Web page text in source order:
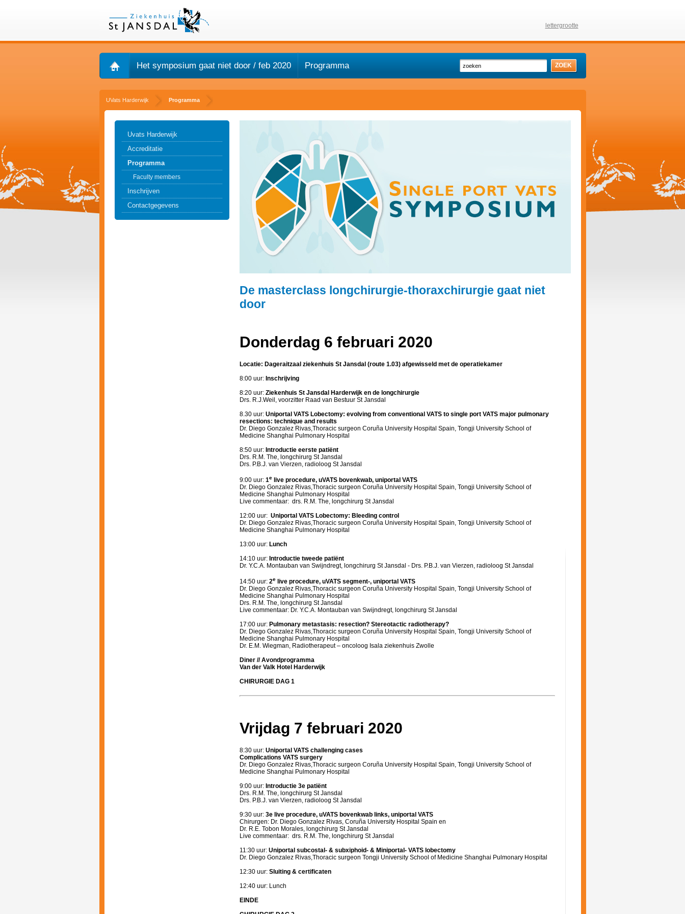
lettergrootte
Het symposium gaat niet door / feb 2020 Programma ZOEK
UVats Harderwijk Programma
Uvats Harderwijk
Accreditatie
Programma
Faculty members
Inschrijven
Contactgegevens
De masterclass longchirurgie-thoraxchirurgie gaat niet
door
Donderdag 6 februari 2020
Locatie: Dageraitzaal ziekenhuis St Jansdal (route 1.03) afgewisseld met de operatiekamer
8:00 uur: Inschrijving
8:20 uur:Ziekenhuis St Jansdal Harderwijk en de longchirurgie
Drs. R.J.Weil, voorzitter Raad van Bestuur St Jansdal
8.30 uur: Uniportal VATS Lobectomy: evolving from conventional VATS to single port VATS major pulmonary
resections: technique and results
Dr. Diego Gonzalez Rivas,Thoracic surgeon Coruña University Hospital Spain, Tongji University School of
Medicine Shanghai Pulmonary Hospital
8:50 uur: Introductie eerste patiënt
Drs. R.M. The, longchirurg St Jansdal
Drs. P.B.J. van Vierzen, radioloog St Jansdal
9:00 uur: 1elive procedure, uVATS bovenkwab, uniportal VATS
Dr. Diego Gonzalez Rivas,Thoracic surgeon Coruña University Hospital Spain, Tongji University School of
Medicine Shanghai Pulmonary Hospital
Live commentaar: drs. R.M. The, longchirurg St Jansdal
12:00 uur: Uniportal VATS Lobectomy: Bleeding control
Dr. Diego Gonzalez Rivas,Thoracic surgeon Coruña University Hospital Spain, Tongji University School of
Medicine Shanghai Pulmonary Hospital
13:00 uur: Lunch
14:10 uur: Introductie tweede patiënt
Dr. Y.C.A. Montauban van Swijndregt, longchirurg St Jansdal - Drs. P.B.J. van Vierzen, radioloog St Jansdal
14:50 uur:2elive procedure, uVATS segment-, uniportal VATS
Dr. Diego Gonzalez Rivas,Thoracic surgeon Coruña University Hospital Spain, Tongji University School of
Medicine Shanghai Pulmonary Hospital
Drs. R.M. The, longchirurg St Jansdal
Live commentaar: Dr. Y.C.A. Montauban van Swijndregt, longchirurg St Jansdal
17:00 uur: Pulmonary metastasis: resection? Stereotactic radiotherapy?
Dr. Diego Gonzalez Rivas,Thoracic surgeon Coruña University Hospital Spain, Tongji University School of
Medicine Shanghai Pulmonary Hospital
Dr. E.M. Wiegman, Radiotherapeut – oncoloog Isala ziekenhuis Zwolle
Diner // Avondprogramma
Van der Valk Hotel Harderwijk
CHIRURGIE DAG 1
Vrijdag 7 februari 2020
8:30 uur: Uniportal VATS challenging cases
Complications VATS surgery
Dr. Diego Gonzalez Rivas,Thoracic surgeon Coruña University Hospital Spain, Tongji University School of
Medicine Shanghai Pulmonary Hospital
9:00 uur: Introductie 3e patiënt
Drs. R.M. The, longchirurg St Jansdal
Drs. P.B.J. van Vierzen, radioloog St Jansdal
9:30 uur: 3e live procedure, uVATS bovenkwab links, uniportal VATS
Chirurgen: Dr. Diego Gonzalez Rivas, Coruña University Hospital Spain en
Dr. R.E. Tobon Morales, longchirurg St Jansdal
Live commentaar: drs. R.M. The, longchirurg St Jansdal
11:30 uur: Uniportal subcostal- & subxiphoid- & Miniportal- VATS lobectomy
Dr. Diego Gonzalez Rivas,Thoracic surgeon Tongji University School of Medicine Shanghai Pulmonary Hospital
12:30 uur: Sluiting & certificaten
12:40 uur: Lunch
EINDE